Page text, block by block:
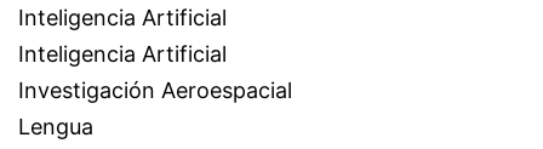
Inteligencia Artificial
Inteligencia Artificial
Investigación Aeroespacial
Lengua